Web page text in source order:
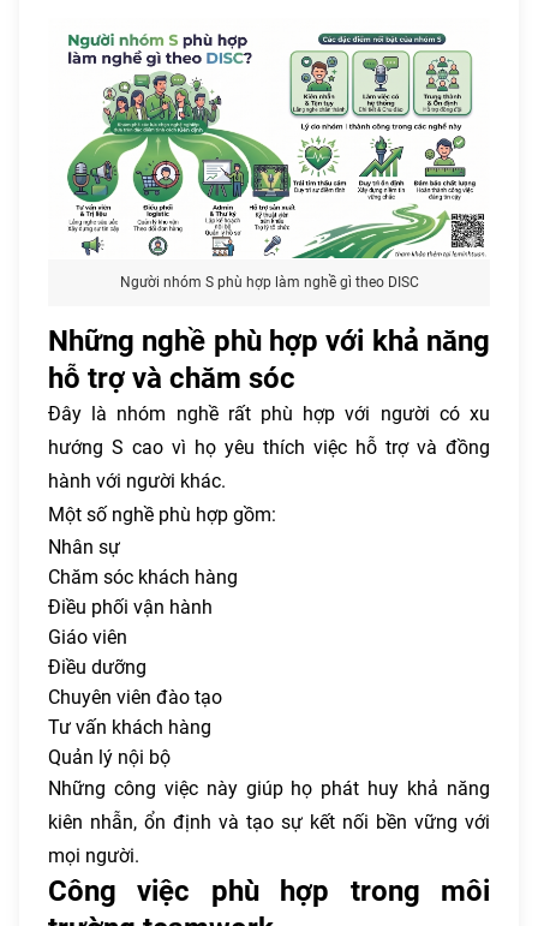
Người nhóm S phù hợp làm nghề gì theo DISC
Những nghề phù hợp với khả năng
hỗ trợ và chăm sóc
Đây là nhóm nghề rất phù hợp với người có xu
hướng S cao vì họ yêu thích việc hỗ trợ và đồng
hành với người khác.
Một số nghề phù hợp gồm:
Nhân sự
Chăm sóc khách hàng
Điều phối vận hành
Giáo viên
Điều dưỡng
Chuyên viên đào tạo
Tư vấn khách hàng
Quản lý nội bộ
Những công việc này giúp họ phát huy khả năng
kiên nhẫn, ổn định và tạo sự kết nối bền vững với
mọi người.
Công việc phù hợp trong môi